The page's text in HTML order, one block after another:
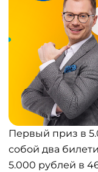
Первый приз в
собой два
5.000 рублей в